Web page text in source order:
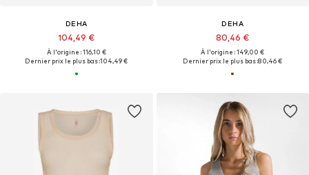
DEHA
104,49 €
À l'origine : 116,10 €
Dernier prix le plus bas :104,49 €
DEHA
80,46 €
À l'origine : 149,00 €
Dernier prix le plus bas :80,46 €